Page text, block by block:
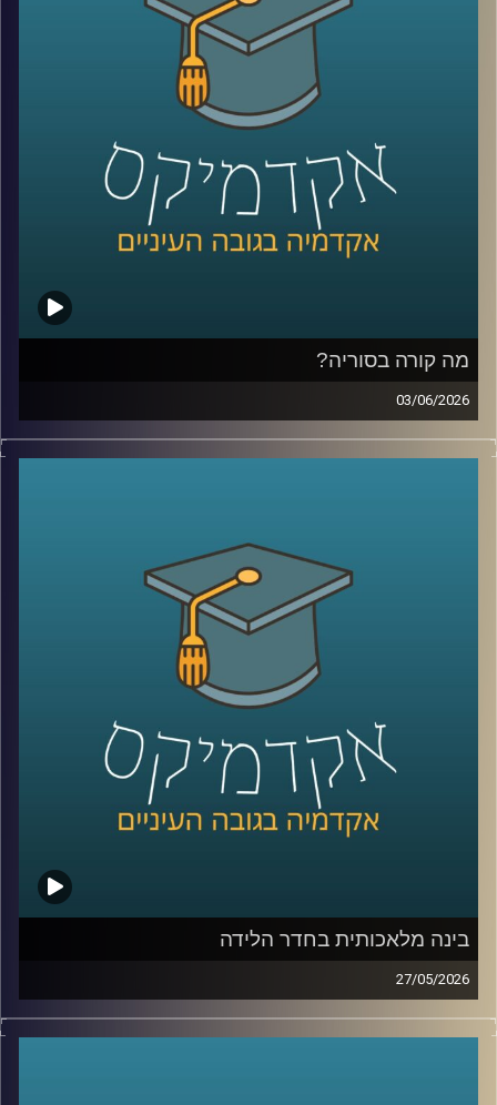
כל אלה היו הימורים אמיתיים בפלטפורמתPolymarket
כן, אנשים ברחבי העולם שמים כסף אמיתי על העתיד. על
מלחמות, פוליטיקה, דת, אסונות ואפילו סוף העולם.
ובזמן שרובנו צורכים חדשות כדי להבין מה קורה, יש אנשים
שפשוט נכנסים לפולימרקט כדי לראות “מה הסיכויים” ועל
הדרך גם מרוויחים כסף.
אז מה זה בכלל שוק חיזוי?
למה אנשים התחילו להאמין לפלטפורמות האלה יותר מלסקרים
אירועים עולמיים? והאם יכול להיות שפלטפורמות כאלה כבר
לא רק מנבאות את המציאות, אלא גם מתחילות לעצב אותה?
כדי להבין את העולם הזה, נמצא איתנו היום פרופ’ צחי חייט
מאוניברסיטת רייכמן, שחוקר חוכמת המונים, רשתות חברתיות
ואמינות מידע, ואחד החוקרים הבולטים בישראל בתחום שווקי
החיזוי
מה קורה בסוריה?
03/06/2026
מה בעצם קורה היום בסוריה?
מי שולט שם? מי נלחם במי? איך טורקיה הפכה לשחקן כל כך
נדמה שאחרי יותר מעשור של מלחמה, רוב הישראלים כבר
איבדו את היכולת להבין את התמונה.
אז היום ננסה לעשות סדר ולהבין איך נראה המזרח התיכון
החדש שנבנה ממש מעבר לגבול שלנו.
היום נארח את ד״ר מיכאל ברק, מרצה וחוקר בבית ספר לאודר
לממשל, דיפלומטיה ואסטרטגיה ב־אוניברסיטת רייכמן, וחוקר
בכיר ב־המכון למדיניות נגד טרור, מומחה לאיסלאם רדיקלי.
קרדיט תמונות:AudioVersity
בינה מלאכותית בחדר הלידה
27/05/2026
הרפואה נמצאת היום באחת מנקודות המפנה המשמעותיות
ביותר בתולדותיה.